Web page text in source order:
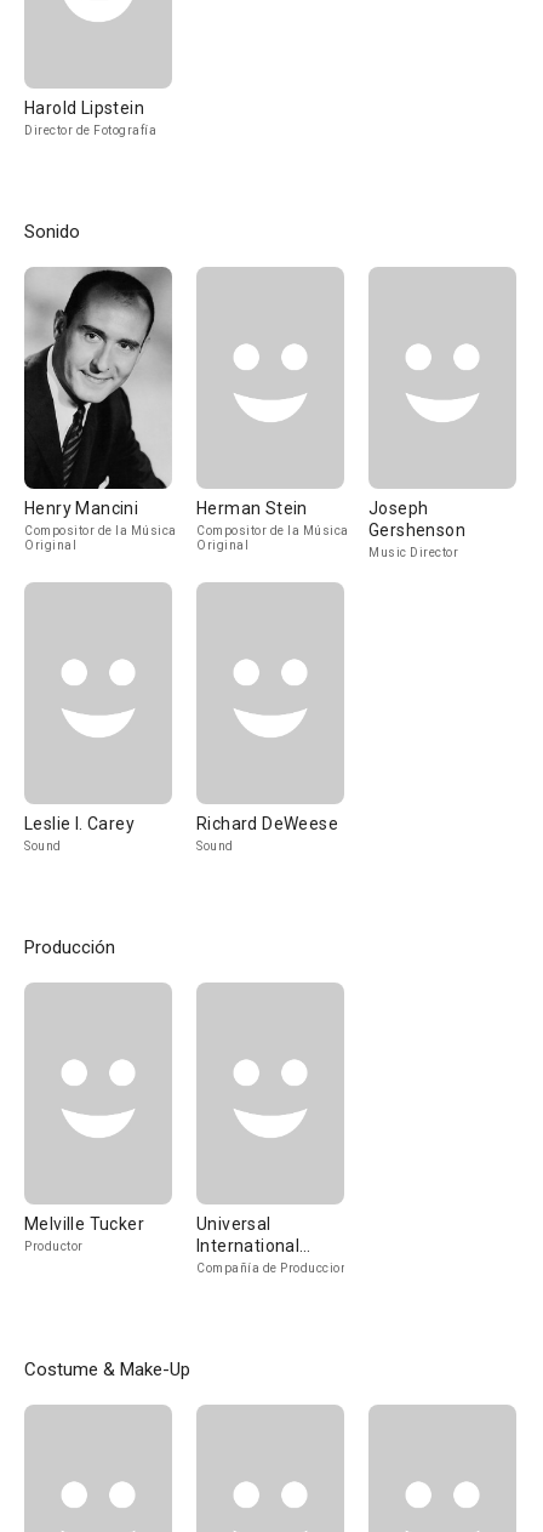
Harold Lipstein
Director de Fotografía
Sonido
Henry Mancini
Compositor de la Música
Original
Herman Stein
Compositor de la Música
Original
Joseph
Gershenson
Music Director
Leslie I. Carey
Sound
Richard DeWeese
Sound
Producción
Melville Tucker
Productor
Universal
International
Pictures
Compañía de Produccion
Costume & Make-Up